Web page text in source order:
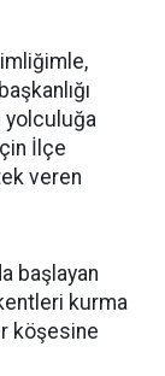
yolculuğa
İlçe
veren
başlayan
kurma
köşesine